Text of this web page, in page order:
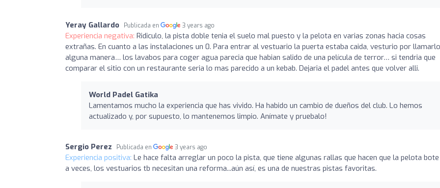
Yeray Gallardo Publicada en 3 years ago
Experiencia negativa: Ridiculo, la pista doble tenia el suelo mal puesto y la pelota en varias zonas hacia cosas
extrañas. En cuanto a las instalaciones un 0. Para entrar al vestuario la puerta estaba caida, vesturio por
alguna manera… los lavabos para coger agua parecia que habian salido de una película de terror… si tendria que
comparar el sitio con un restaurante seria lo mas parecido a un kebab. Dejaria el padel antes que volver alli.
World Padel Gatika
Lamentamos mucho la experiencia que has vivido. Ha habido un cambio de dueños del club. Lo hemos
actualizado y, por supuesto, lo mantenemos limpio. Anímate y pruebalo!
Sergio Perez Publicada en 3 years ago
Experiencia positiva: Le hace falta arreglar un poco la pista, que tiene algunas rallas que hacen que la pelota
a veces, los vestuarios tb necesitan una reforma...aún así, es una de nuestras pistas favoritas.